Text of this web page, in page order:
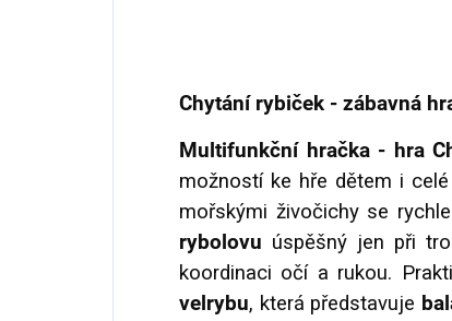
Chytání rybiček - zábavná
Multifunkční hračka - hra
možností ke hře dětem i
mořskými živočichy se
rybolovu úspěšný jen při
koordinaci očí a rukou.
velrybu, která představuje